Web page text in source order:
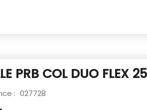
PRB COL DUO FLEX
: 027728